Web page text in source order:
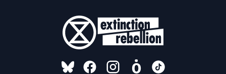
FOLLOW US ON